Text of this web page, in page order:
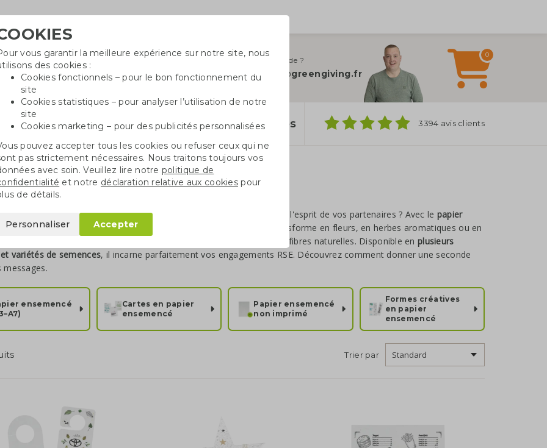
Besoin d’aide ?
info@greengiving.fr
0
Sacs en coton Sachets de graines Stylos 3394 avis clients
ensemencé personnalisé
un support de communication durable qui marque réellement l'esprit de vos partenaires ? Avec le papier
, vous ne distribuez pas un simple flyer, mais un cadeau qui se transforme en fleurs, en herbes aromatiques ou en
Ce papier biodégradable contient des graines entre deux couches de fibres naturelles. Disponible enplusieurs
variétés de semences, il incarne parfaitement vos engagements RSE. Découvrez comment donner une seconde
messages.
ensemencé
Cartes en papier
ensemencé
Papier ensemencé
non imprimé
Formes créatives
en papier
ensemencé
Trier par
vous garantir la meilleure expérience sur notre site, nous
des cookies :
Cookies fonctionnels – pour le bon fonctionnement du
site
Cookies statistiques – pour analyser l’utilisation de notre
site
Cookies marketing – pour des publicités personnalisées
pouvez accepter tous les cookies ou refuser ceux qui ne
pas strictement nécessaires. Nous traitons toujours vos
avec soin. Veuillez lire notre politique de
et notre déclaration relative aux cookiespour
de détails.
Personnaliser Accepter